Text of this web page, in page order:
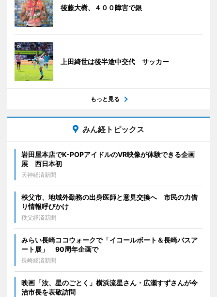
後藤大樹、４００障害で銀
上田綺世は後半途中交代 サッカー
もっと見る
みん経トピックス
岩田屋本店でK-POPアイドルのVR映像が体験できる企画
展 西日本初
天神経済新聞
秩父市、地域外勤務の出身医師と意見交換へ 市民の力借
り情報呼びかけ
秩父経済新聞
みらい長崎ココウォークで「イコールボート＆長崎バスア
ート展」 90周年企画で
長崎経済新聞
映画「汝、星のごとく」横浜流星さん・広瀬すずさんが今
治市長を表敬訪問